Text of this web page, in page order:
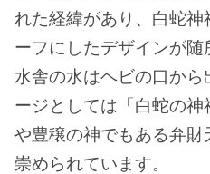
れた経緯があり、白蛇
ーフにしたデザインが
水舎の水はヘビの口から
ージとしては「白蛇の
や豊穣の神でもある弁
崇められています。